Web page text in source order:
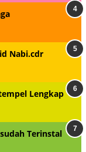
Nabi.cdr
Lengkap
Terinstal